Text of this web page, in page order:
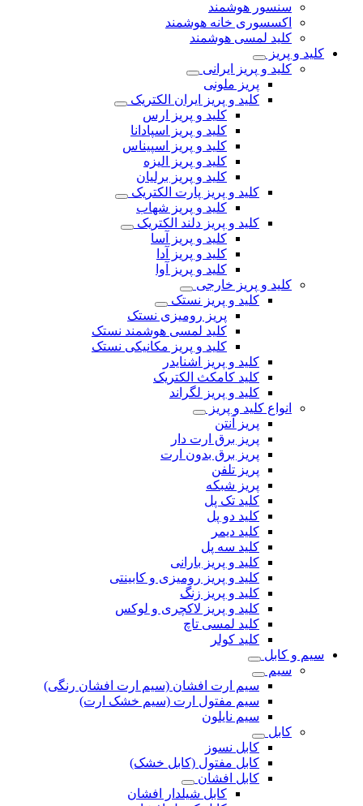
سنسور هوشمند
اکسسوری خانه هوشمند
کلید لمسی هوشمند
کلید و پریز
کلید و پریز ایرانی
پریز ملونی
کلید و پریز ایران الکتریک
کلید و پریز ارس
کلید و پریز اسپادانا
کلید و پریز اسپیناس
کلید و پریز الیزه
کلید و پریز برلیان
کلید و پریز پارت الکتریک
کلید و پریز شهاب
کلید و پریز دلند الکتریک
کلید و پریز آسا
کلید و پریز آدا
کلید و پریز آوا
کلید و پریز خارجی
کلید و پریز نستک
پریز رومیزی نستک
کلید لمسی هوشمند نستک
کلید و پریز مکانیکی نستک
کلید و پریز اشنایدر
کلید کامکث الکتریک
کلید و پریز لگراند
انواع کلید و پریز
پریز آنتن
پریز برق ارت دار
پریز برق بدون ارت
پریز تلفن
پریز شبکه
کلید تک پل
کلید دو پل
کلید دیمر
کلید سه پل
کلید و پریز بارانی
کلید و پریز رومیزی و کابینتی
کلید و پریز زنگ
کلید و پریز لاکچری و لوکس
کلید لمسی تاچ
کلید کولر
سیم و کابل
سیم
سیم ارت افشان (سیم ارت افشان رنگی)
سیم مفتول ارت (سیم خشک ارت)
سیم نایلون
کابل
کابل نسوز
کابل مفتول (کابل خشک)
کابل افشان
کابل شیلدار افشان